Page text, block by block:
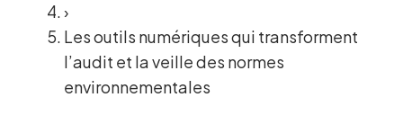
›
Les outils numériques qui transforment
l’audit et la veille des normes
environnementales